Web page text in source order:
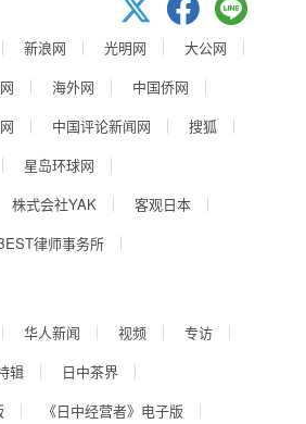
新浪网 光明网
大公网
海外网
中国侨网
中国评论新闻网
搜狐
星岛环球网
株式会社YAK
客观日本
律师事务所
华人新闻 视频
专访
辑
日中茶界
《日中经营者》电子版